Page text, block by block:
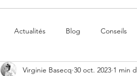
Actualités Blog Conseils
Virginie Basecq 30 oct. 2023 1 min